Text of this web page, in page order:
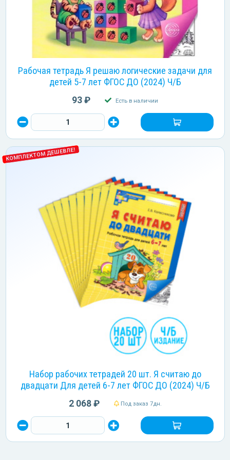
Рабочая тетрадь Я решаю логические задачи для
детей 5-7 лет ФГОС ДО (2024) Ч/Б
93 ₽ Есть в наличии
КОМПЛЕКТОМ ДЕШЕВЛЕ!
Набор рабочих тетрадей 20 шт. Я считаю до
двадцати Для детей 6-7 лет ФГОС ДО (2024) Ч/Б
2 068 ₽ Под заказ 7дн.